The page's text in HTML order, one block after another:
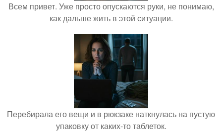
Всем привет. Уже просто опускаются руки, не понимаю,
как дальше жить в этой ситуации.
Перебирала его вещи и в рюкзаке наткнулась на пустую
упаковку от каких-то таблеток.